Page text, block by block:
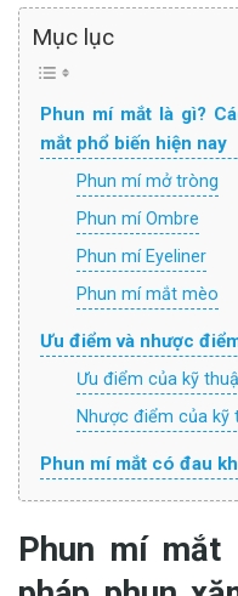
Mục lục
Phun mí mắt là gì?
mắt phổ biến hiện nay
Phun mí mở tròng
Phun mí Ombre
Phun mí Eyeliner
Phun mí mắt mèo​
Ưu điểm và nhược
Ưu điểm của kỹ
Nhược điểm của
Phun mí mắt có đau
Phun mí mắt